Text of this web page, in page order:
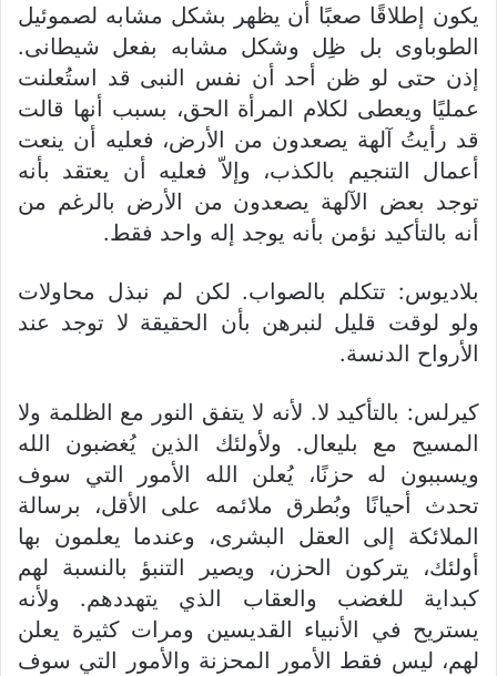
يكون إطلاقًا صعبًا أن يظهر بشكل مشابه لصموئيل
الطوباوى بل ظِل وشكل مشابه بفعل شيطانى.
إذن حتى لو ظن أحد أن نفس النبى قد استُعلنت
عمليًا ويعطى لكلام المرأة الحق، بسبب أنها قالت
قد رأيتُ آلهة يصعدون من الأرض، فعليه أن ينعت
أعمال التنجيم بالكذب، وإلاّ فعليه أن يعتقد بأنه
توجد بعض الآلهة يصعدون من الأرض بالرغم من
أنه بالتأكيد نؤمن بأنه يوجد إله واحد فقط.
بلاديوس: تتكلم بالصواب. لكن لم نبذل محاولات
ولو لوقت قليل لنبرهن بأن الحقيقة لا توجد عند
الأرواح الدنسة.
كيرلس: بالتأكيد لا. لأنه لا يتفق النور مع الظلمة ولا
المسيح مع بليعال. ولأولئك الذين يُغضبون الله
ويسببون له حزنًا، يُعلن الله الأمور التي سوف
تحدث أحيانًا وبُطرق ملائمه على الأقل، برسالة
الملائكة إلى العقل البشرى، وعندما يعلمون بها
أولئك، يتركون الحزن، ويصير التنبؤ بالنسبة لهم
كبداية للغضب والعقاب الذي يتهددهم. ولأنه
يستريح في الأنبياء القديسين ومرات كثيرة يعلن
لهم، ليس فقط الأمور المحزنة والأمور التي سوف